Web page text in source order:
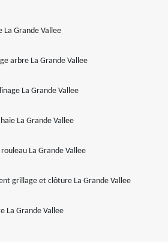
La Grande Vallee
arbre La Grande Vallee
La Grande Vallee
La Grande Vallee
La Grande Vallee
grillage et clôture La Grande Vallee
La Grande Vallee